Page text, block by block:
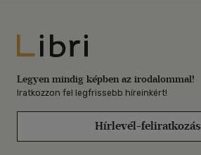
Libri
Legyen mindig képben az irodalommal!
Iratkozzon fel legfrissebb híreinkért!
Hírlevél-feliratkozás